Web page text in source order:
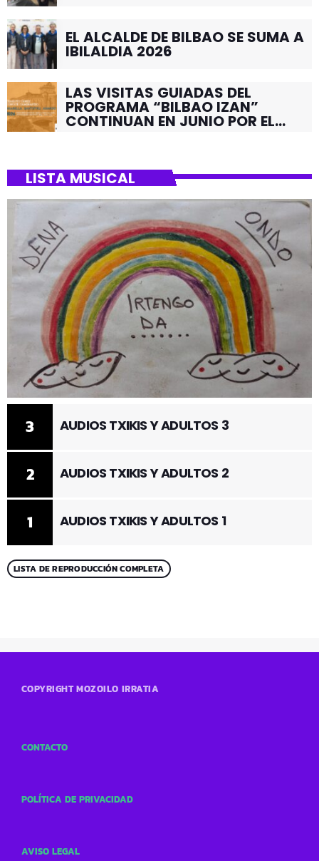
EL ALCALDE DE BILBAO SE SUMA A
IBILALDIA 2026
LAS VISITAS GUIADAS DEL
PROGRAMA “BILBAO IZAN”
CONTINUAN EN JUNIO POR EL
LISTA MUSICAL
1 AUDIOS TXIKIS Y ADULTOS 1
2 AUDIOS TXIKIS Y ADULTOS 2
3 AUDIOS TXIKIS Y ADULTOS 3
LISTA DE REPRODUCCIÓN COMPLETA
COPYRIGHT MOZOILO IRRATIA
CONTACTO
POLÍTICA DE PRIVACIDAD
AVISO LEGAL